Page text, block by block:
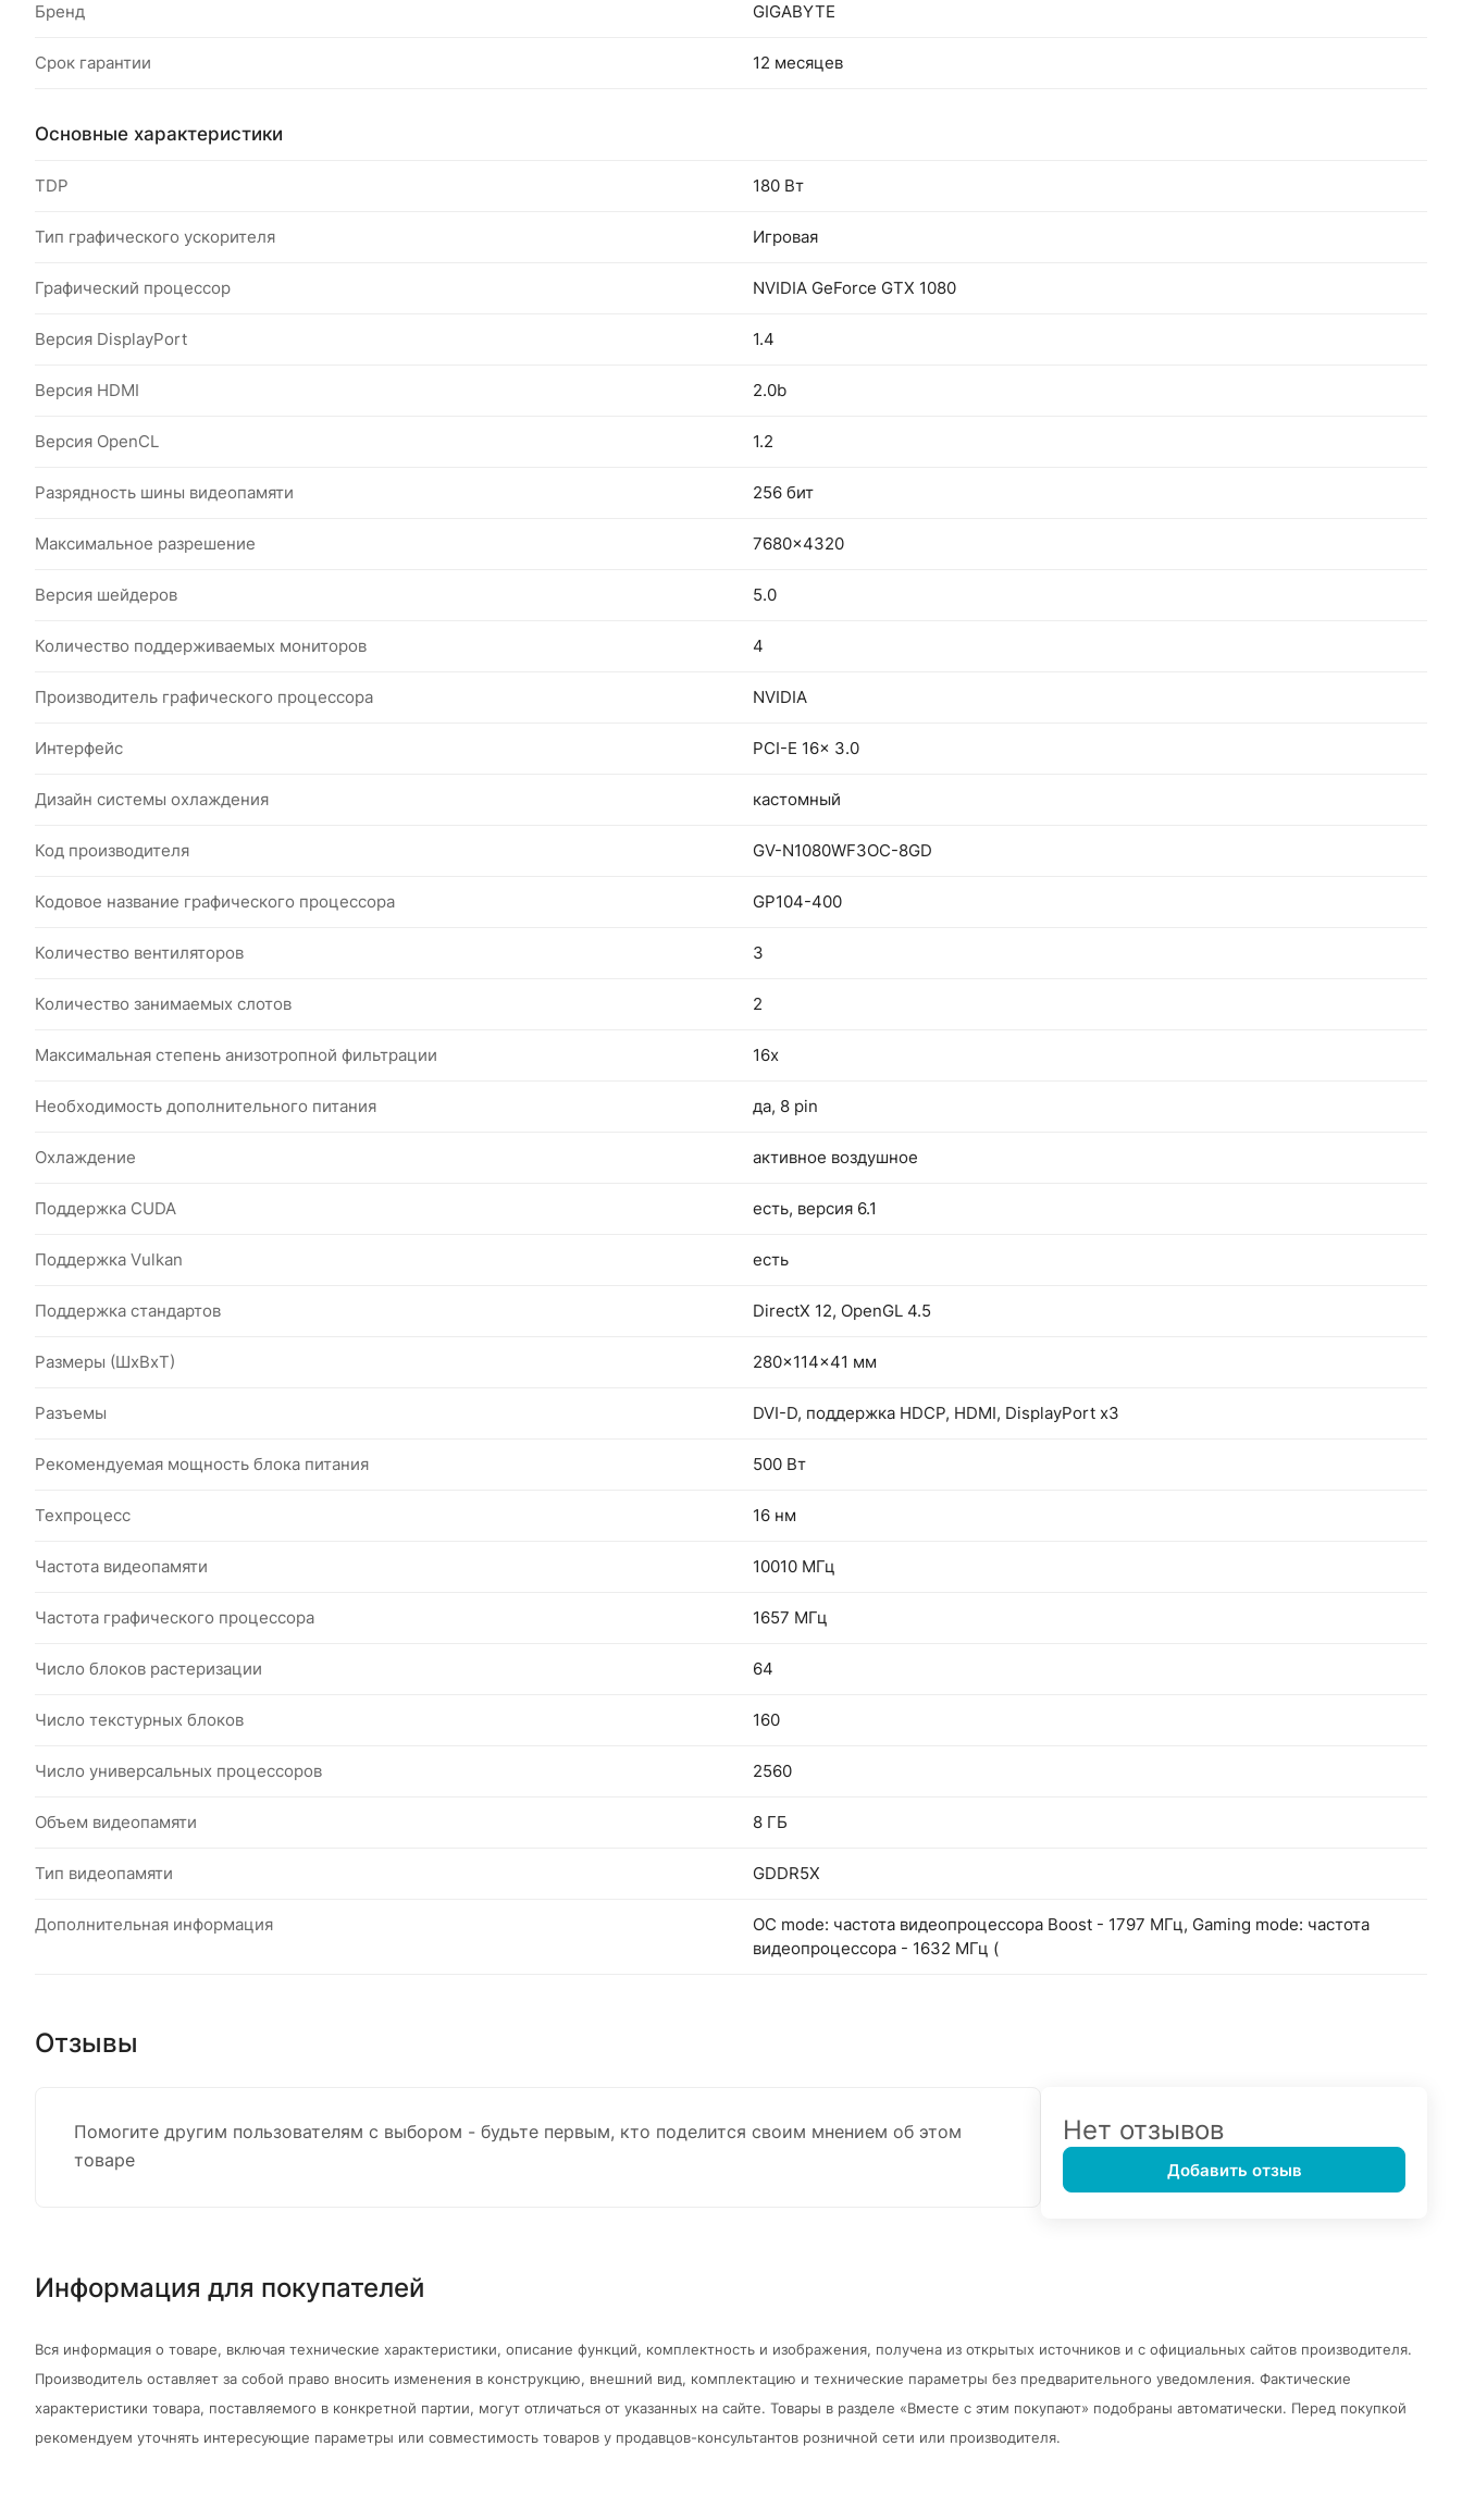
Бренд GIGABYTE
Срок гарантии 12 месяцев
Основные характеристики
TDP 180 Вт
Тип графического ускорителя Игровая
Графический процессор NVIDIA GeForce GTX 1080
Версия DisplayPort 1.4
Версия HDMI 2.0b
Версия OpenCL 1.2
Разрядность шины видеопамяти 256 бит
Максимальное разрешение 7680x4320
Версия шейдеров 5.0
Количество поддерживаемых мониторов 4
Производитель графического процессора NVIDIA
Интерфейс PCI-E 16x 3.0
Дизайн системы охлаждения кастомный
Код производителя GV-N1080WF3OC-8GD
Кодовое название графического процессора GP104-400
Количество вентиляторов 3
Количество занимаемых слотов 2
Максимальная степень анизотропной фильтрации 16x
Необходимость дополнительного питания да, 8 pin
Охлаждение активное воздушное
Поддержка CUDA есть, версия 6.1
Поддержка Vulkan есть
Поддержка стандартов DirectX 12, OpenGL 4.5
Размеры (ШxВxТ) 280x114x41 мм
Разъемы DVI-D, поддержка HDCP, HDMI, DisplayPort x3
Рекомендуемая мощность блока питания 500 Вт
Техпроцесс 16 нм
Частота видеопамяти 10010 МГц
Частота графического процессора 1657 МГц
Число блоков растеризации 64
Число текстурных блоков 160
Число универсальных процессоров 2560
Объем видеопамяти 8 ГБ
Тип видеопамяти GDDR5X
Дополнительная информация
OC mode: частота видеопроцессора Boost - 1797 МГц, Gaming mode: частота
видеопроцессора - 1632 МГц (
Отзывы
Помогите другим пользователям с выбором - будьте первым, кто поделится своим мнением об этом
товаре
Нет отзывов
Добавить отзыв
Информация для покупателей
Вся информация о товаре, включая технические характеристики, описание функций, комплектность и изображения, получена из открытых источников и с официальных сайтов производителя.
Производитель оставляет за собой право вносить изменения в конструкцию, внешний вид, комплектацию и технические параметры без предварительного уведомления. Фактические
характеристики товара, поставляемого в конкретной партии, могут отличаться от указанных на сайте. Товары в разделе «Вместе с этим покупают» подобраны автоматически. Перед покупкой
рекомендуем уточнять интересующие параметры или совместимость товаров у продавцов-консультантов розничной сети или производителя.